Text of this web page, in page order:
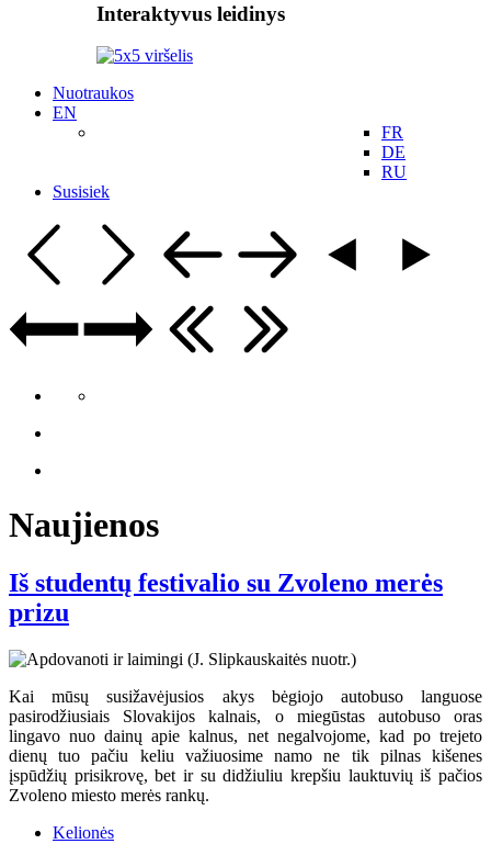
Interaktyvus leidinys
Nuotraukos
EN
FR
DE
RU
Susisiek
Naujienos
Iš studentų festivalio su Zvoleno merės
prizu
Kai mūsų susižavėjusios akys bėgiojo autobuso languose
pasirodžiusiais Slovakijos kalnais, o miegūstas autobuso oras
lingavo nuo dainų apie kalnus, net negalvojome, kad po trejeto
dienų tuo pačiu keliu važiuosime namo ne tik pilnas kišenes
įspūdžių prisikrovę, bet ir su didžiuliu krepšiu lauktuvių iš pačios
Zvoleno miesto merės rankų.
Kelionės